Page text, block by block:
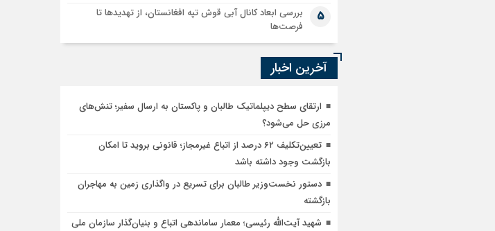
5
بررسی ابعاد کانال آبی قوش تپه افغانستان، از تهدیدها تا
فرصت‌ها
آخرین اخبار
ارتقای سطح دیپلماتیک طالبان و پاکستان به ارسال سفیر؛ تنش‌های
مرزی حل می‌شود؟
تعیین‌تکلیف ۶۲ درصد از اتباع غیرمجاز؛ قانونی بروید تا امکان
بازگشت وجود داشته باشد
دستور نخست‌وزیر طالبان برای تسریع در واگذاری زمین به مهاجران
بازگشته
شهید آیت‌الله رئیسی؛ معمار ساماندهی اتباع و بنیان‌گذار سازمان ملی